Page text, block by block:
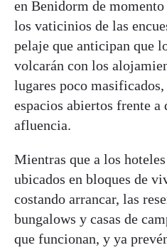
en Benidorm de momento
los vaticinios de las
pelaje que anticipan que
volcarán con los
lugares poco
espacios abiertos frente a
afluencia.
Mientras que a los
ubicados en bloques de
costando arrancar, las
bungalows y casas de
que funcionan, y ya